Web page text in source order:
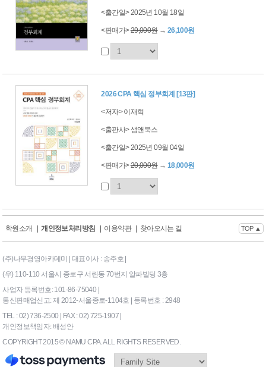
<출간일> 2025년 10월 18일
<판매가>29,000원→ 26,100원
2026 CPA 핵심 정부회계 [13판]
<저자> 이재혁
<출판사> 샘앤북스
<출간일> 2025년 09월 04일
<판매가>20,000원→ 18,000원
학원소개 개인정보처리방침 이용약관 찾아오시는 길 TOP ▲
(주)나무경영아카데미 | 대표이사 : 송주호 |
(우) 110-110 서울시 종로구 서린동 70번지 알파빌딩 3층
사업자 등록번호: 101-86-75040 |
통신판매업신고: 제 2012-서울종로-1104호 | 등록번호 : 2948
TEL : 02) 736-2500 | FAX : 02) 725-1907 |
개인정보책임자: 배성안
COPYRIGHT 2015 © NAMU CPA. ALL RIGHTS RESERVED.169|End Timer : 0.0703125